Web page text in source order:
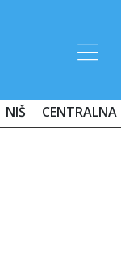
NIŠ CENTRALNA